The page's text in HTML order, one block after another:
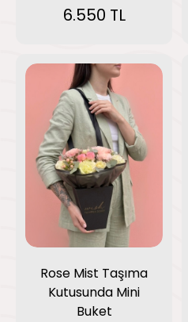
6.550 TL
Rose Mist Taşıma
Kutusunda Mini
Buket